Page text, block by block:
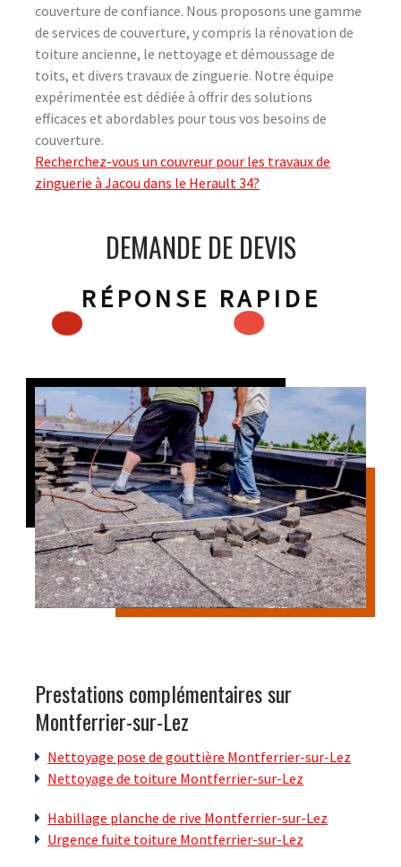
couverture de confiance. Nous proposons une gamme
de services de couverture, y compris la rénovation de
toiture ancienne, le nettoyage et démoussage de
toits, et divers travaux de zinguerie. Notre équipe
expérimentée est dédiée à offrir des solutions
efficaces et abordables pour tous vos besoins de
couverture.
Recherchez-vous un couvreur pour les travaux de
zinguerie à Jacou dans le Herault 34?
DEMANDE DE DEVIS
RÉPONSE RAPIDE
Prestations complémentaires sur
Montferrier-sur-Lez
Nettoyage pose de gouttière Montferrier-sur-Lez
Nettoyage de toiture Montferrier-sur-Lez
Habillage planche de rive Montferrier-sur-Lez
Urgence fuite toiture Montferrier-sur-Lez